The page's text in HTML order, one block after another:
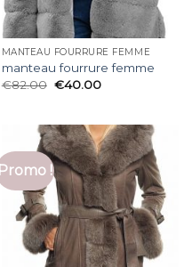
MANTEAU FOURRURE FEMME
manteau fourrure femme
€82.00 €40.00
Promo !